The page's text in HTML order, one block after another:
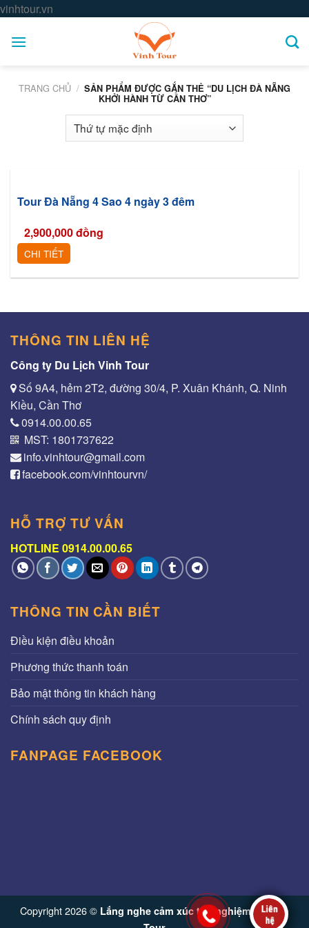
vinhtour.vn
TRANG CHỦ / SẢN PHẨM ĐƯỢC GẮN THẺ “DU LỊCH ĐÀ NẴNG
KHỞI HÀNH TỪ CẦN THƠ”
Tour Đà Nẵng 4 Sao 4 ngày 3 đêm
2,900,000đồng
CHI TIẾT
THÔNG TIN LIÊN HỆ
Công ty Du Lịch Vinh Tour
Số 9A4, hẻm 2T2, đường 30/4, P. Xuân Khánh, Q. Ninh
Kiều, Cần Thơ
0914.00.00.65
MST: 1801737622
info.vinhtour@gmail.com
facebook.com/vinhtourvn/
HỖ TRỢ TƯ VẤN
HOTLINE 0914.00.00.65
THÔNG TIN CẦN BIẾT
Điều kiện điều khoản
Phương thức thanh toán
Bảo mật thông tin khách hàng
Chính sách quy định
FANPAGE FACEBOOK
Copyright 2026 © Lắng nghe cảm xúc trải nghiệm từ Vinh